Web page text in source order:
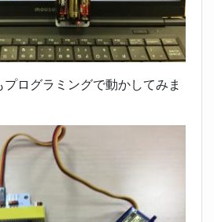
ログラミングで動かしてみま